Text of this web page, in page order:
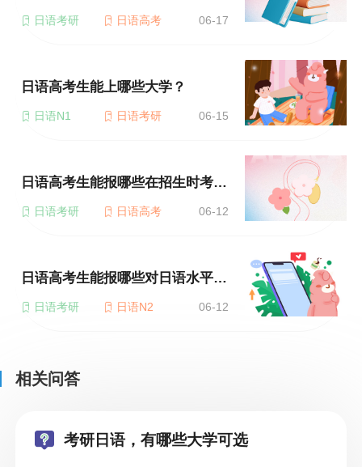
日语考研 日语高考 06-17
日语高考生能上哪些大学？
日语N1 日语考研 06-15
日语高考生能报哪些在招生时考虑日语成绩的大学？
日语考研 日语高考 06-12
日语高考生能报哪些对日语水平有要求的国内大学？
日语考研 日语N2 06-12
相关问答
考研日语，有哪些大学可选